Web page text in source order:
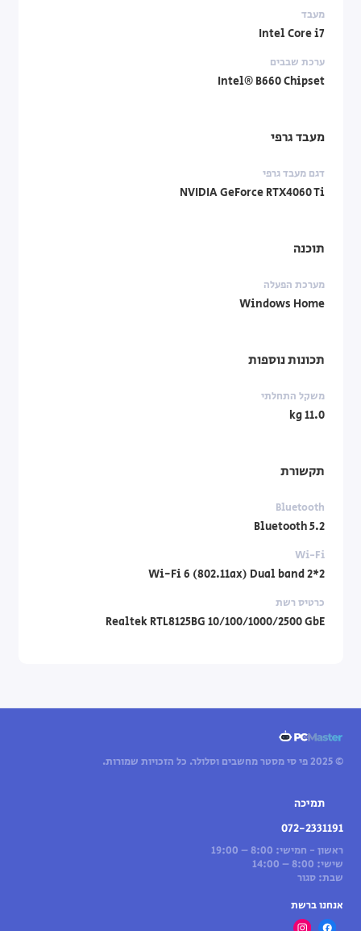
מעבד
Intel Core i7
ערכת שבבים
Intel® B660 Chipset
מעבד גרפי
דגם מעבד גרפי
NVIDIA GeForce RTX4060 Ti
תוכנה
מערכת הפעלה
Windows Home
תכונות נוספות
משקל התחלתי
11.0 kg
תקשורת
Bluetooth
Bluetooth 5.2
Wi-Fi
Wi-Fi 6 (802.11ax) Dual band 2*2
כרטיס רשת
Realtek RTL8125BG 10/100/1000/2500 GbE
© 2025 פי סי מסטר מחשבים וסלולר. כל הזכויות שמורות.
תמיכה
072-2331191
ראשון - חמישי: 8:00 – 19:00
שישי: 8:00 – 14:00
שבת: סגור
אנחנו ברשת